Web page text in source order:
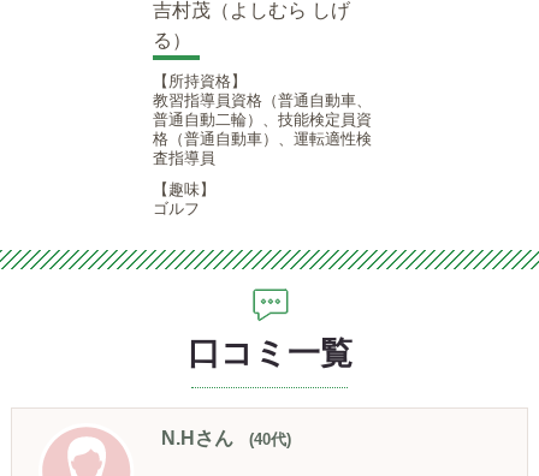
吉村茂（よしむら しげ
る）
【所持資格】
教習指導員資格（普通自動車、
普通自動二輪）、技能検定員資
格（普通自動車）、運転適性検
査指導員
【趣味】
ゴルフ
口コミ一覧
N.Hさん (40代)